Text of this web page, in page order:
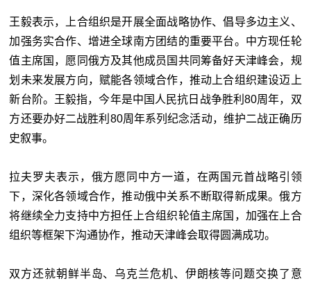
王毅表示，上合组织是开展全面战略协作、倡导多边主义、
加强务实合作、增进全球南方团结的重要平台。中方现任轮
值主席国，愿同俄方及其他成员国共同筹备好天津峰会，规
划未来发展方向，赋能各领域合作，推动上合组织建设迈上
新台阶。王毅指，今年是中国人民抗日战争胜利80周年，双
方还要办好二战胜利80周年系列纪念活动，维护二战正确历
史叙事。
拉夫罗夫表示，俄方愿同中方一道，在两国元首战略引领
下，深化各领域合作，推动俄中关系不断取得新成果。俄方
将继续全力支持中方担任上合组织轮值主席国，加强在上合
组织等框架下沟通协作，推动天津峰会取得圆满成功。
双方还就朝鲜半岛、乌克兰危机、伊朗核等问题交换了意